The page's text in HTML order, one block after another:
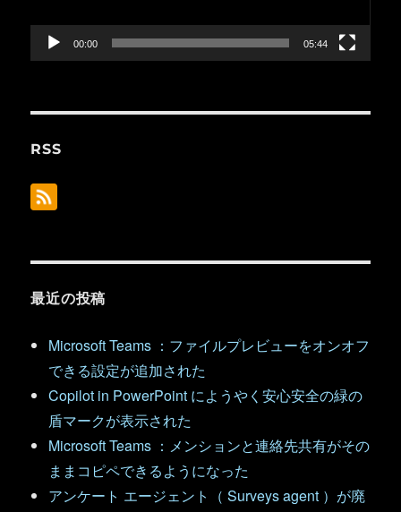
ー
00:00 05:44
RSS
最近の投稿
Microsoft Teams ：ファイルプレビューをオンオフ
できる設定が追加された
Copilot in PowerPoint にようやく安心安全の緑の
盾マークが表示された
Microsoft Teams ：メンションと連絡先共有がその
ままコピペできるようになった
アンケート エージェント（ Surveys agent ）が廃